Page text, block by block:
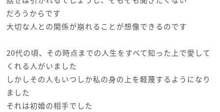
だろうからです
大切な人との関係が崩れることが想像できるのです
20代の頃、その時点までの人生をすべて知った上で愛して
くれる人がいました
しかしその人もいつしか私の身の上を軽蔑するようになり
ました
それは初婚の相手でした